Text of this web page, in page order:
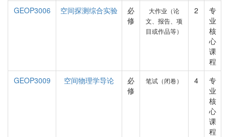
GEOP3006 空间探测综合实验
必
修
大作业（论
文、报告、项
目或作品等）
2
专
业
核
心
课
程
GEOP3009
空间物理学导论
必
修
笔试（闭卷） 4
专
业
核
心
课
程